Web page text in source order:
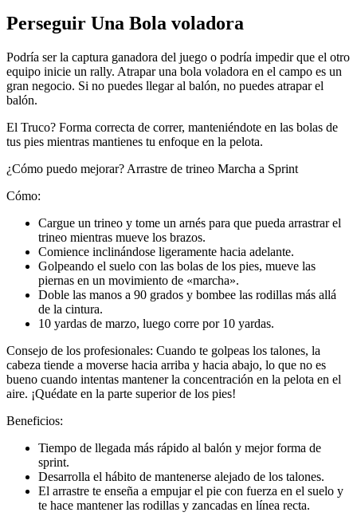
Perseguir Una Bola voladora
Podría ser la captura ganadora del juego o podría impedir que el otro
equipo inicie un rally. Atrapar una bola voladora en el campo es un
gran negocio. Si no puedes llegar al balón, no puedes atrapar el
balón.
El Truco? Forma correcta de correr, manteniéndote en las bolas de
tus pies mientras mantienes tu enfoque en la pelota.
¿Cómo puedo mejorar? Arrastre de trineo Marcha a Sprint
Cómo:
Cargue un trineo y tome un arnés para que pueda arrastrar el
trineo mientras mueve los brazos.
Comience inclinándose ligeramente hacia adelante.
Golpeando el suelo con las bolas de los pies, mueve las
piernas en un movimiento de «marcha».
Doble las manos a 90 grados y bombee las rodillas más allá
de la cintura.
10 yardas de marzo, luego corre por 10 yardas.
Consejo de los profesionales: Cuando te golpeas los talones, la
cabeza tiende a moverse hacia arriba y hacia abajo, lo que no es
bueno cuando intentas mantener la concentración en la pelota en el
aire. ¡Quédate en la parte superior de los pies!
Beneficios:
Tiempo de llegada más rápido al balón y mejor forma de
sprint.
Desarrolla el hábito de mantenerse alejado de los talones.
El arrastre te enseña a empujar el pie con fuerza en el suelo y
te hace mantener las rodillas y zancadas en línea recta.